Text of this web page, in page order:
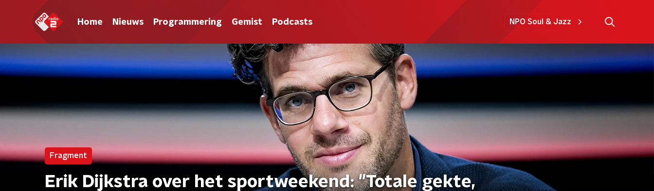
Home Nieuws Programmering Gemist Podcasts NPO Soul & Jazz
Fragment
Erik Dijkstra over het sportweekend: "Totale gekte,